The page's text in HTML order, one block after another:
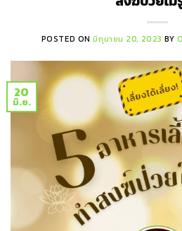
POSTED ONมิถุนายน 20, 2023 BY
20
มิ.ย.